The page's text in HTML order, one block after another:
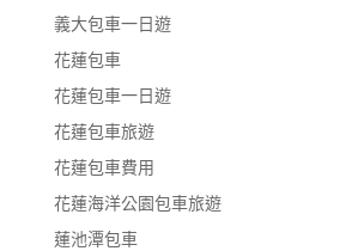
義大包車一日遊
花蓮包車
花蓮包車一日遊
花蓮包車旅遊
花蓮包車費用
花蓮海洋公園包車旅遊
蓮池潭包車